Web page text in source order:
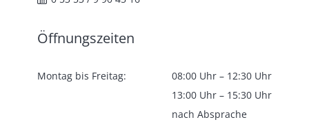
Öffnungszeiten
Montag bis Freitag:
08:00 Uhr – 12:30 Uhr
13:00 Uhr – 15:30 Uhr
nach Absprache